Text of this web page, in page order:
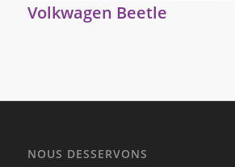
Volkwagen Beetle
NOUS DESSERVONS